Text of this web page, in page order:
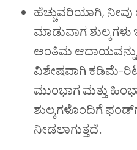
ಹೆಚ್ಚುವರಿಯಾಗಿ,
ಮಾಡುವಾಗ
ಅಂತಿಮ
ವಿಶೇಷವಾಗಿ ಕಡಿಮೆ-
ಮುಂಭಾಗ ಮತ್ತು
ಶುಲ್ಕಗಳೊಂದಿಗೆ
ನೀಡಲಾಗುತ್ತದೆ.